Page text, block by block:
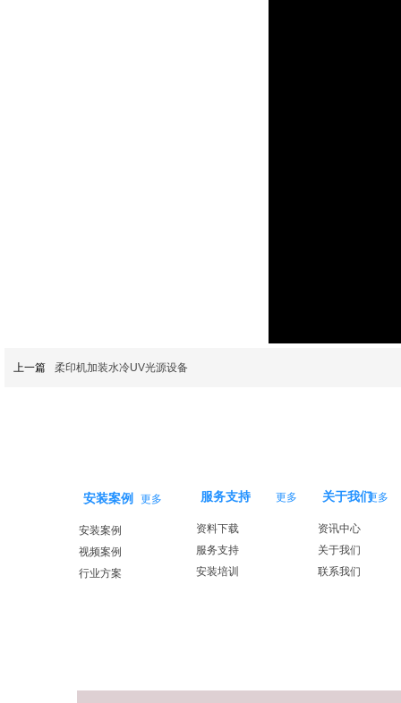
上一篇 柔印机加装水冷UV光源设备
安装案例 更多
安装案例
视频案例
行业方案
服务支持 更多
资料下载
服务支持
安装培训
关于我们更多
资讯中心
关于我们
联系我们